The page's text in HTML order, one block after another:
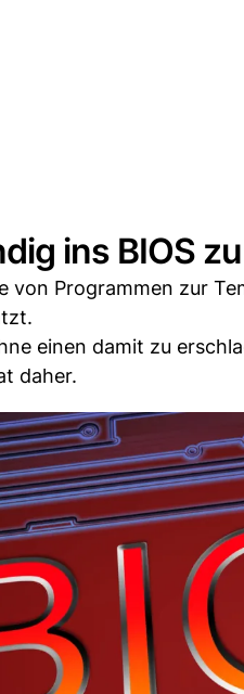
ins BIOS
von Programmen zur
einen damit zu
daher.